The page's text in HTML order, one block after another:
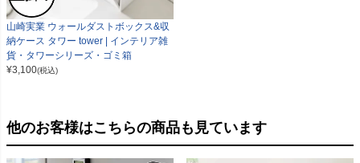
山崎実業 ウォールダストボックス&収
納ケース タワー tower | インテリア雑
貨・タワーシリーズ・ゴミ箱
¥3,100(税込)
他のお客様はこちらの商品も見ています